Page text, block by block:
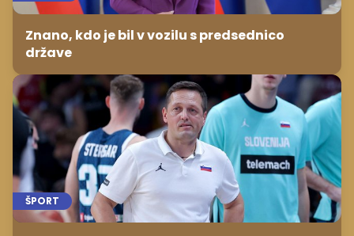
ŠPORT
Slovenija brez Dončića, a z Nikolićem,
Čančarjem in zlatimi mladeniči